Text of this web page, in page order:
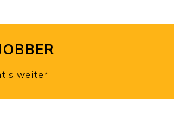
weiter